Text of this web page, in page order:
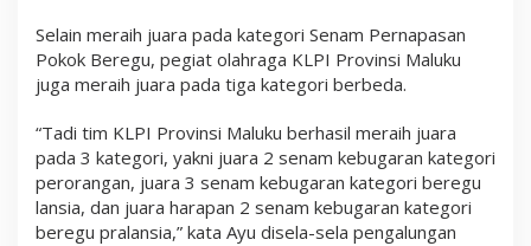
Selain meraih juara pada kategori Senam Pernapasan
Pokok Beregu, pegiat olahraga KLPI Provinsi Maluku
juga meraih juara pada tiga kategori berbeda.
“Tadi tim KLPI Provinsi Maluku berhasil meraih juara
pada 3 kategori, yakni juara 2 senam kebugaran kategori
perorangan, juara 3 senam kebugaran kategori beregu
lansia, dan juara harapan 2 senam kebugaran kategori
beregu pralansia,” kata Ayu disela-sela pengalungan